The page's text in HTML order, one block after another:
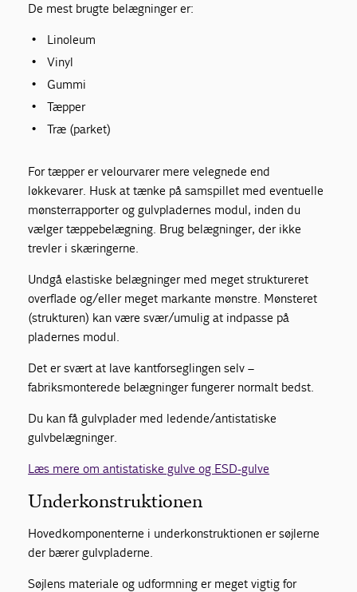
De mest brugte belægninger er:
Linoleum
Vinyl
Gummi
Tæpper
Træ (parket)
For tæpper er velourvarer mere velegnede end
løkkevarer. Husk at tænke på samspillet med eventuelle
mønsterrapporter og gulvpladernes modul, inden du
vælger tæppebelægning. Brug belægninger, der ikke
trevler i skæringerne.
Undgå elastiske belægninger med meget struktureret
overflade og/eller meget markante mønstre. Mønsteret
(strukturen) kan være svær/umulig at indpasse på
pladernes modul.
Det er svært at lave kantforseglingen selv –
fabriksmonterede belægninger fungerer normalt bedst.
Du kan få gulvplader med ledende/antistatiske
gulvbelægninger.
Læs mere om antistatiske gulve og ESD-gulve
Underkonstruktionen
Hovedkomponenterne i underkonstruktionen er søjlerne
der bærer gulvpladerne.
Søjlens materiale og udformning er meget vigtig for